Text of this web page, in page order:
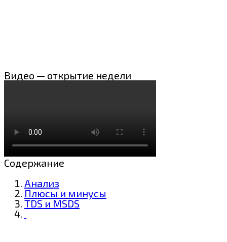
Видео — открытие недели
Содержание
Анализ
Плюсы и минусы
TDS и MSDS